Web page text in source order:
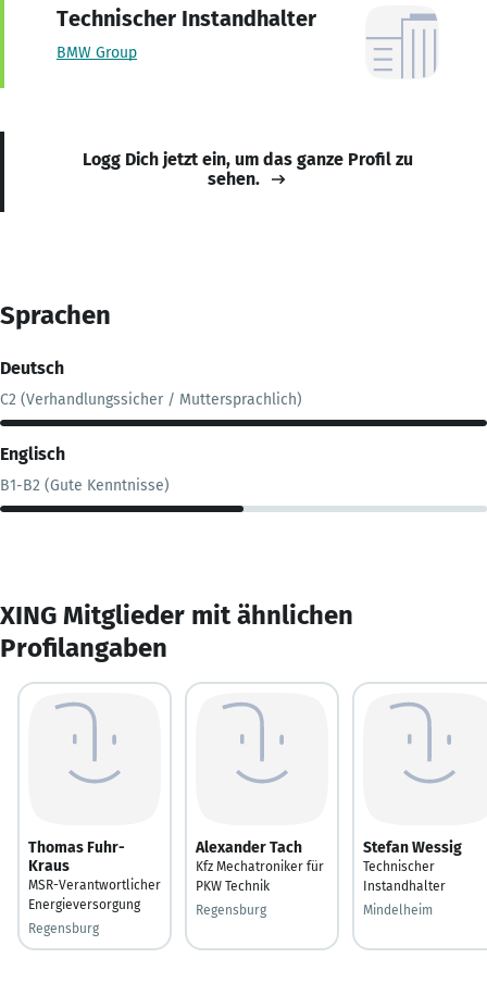
Technischer Instandhalter
BMW Group
Logg Dich jetzt ein, um das ganze Profil zu
sehen.
Sprachen
Deutsch
C2 (Verhandlungssicher / Muttersprachlich)
Englisch
B1-B2 (Gute Kenntnisse)
XING Mitglieder mit ähnlichen
Profilangaben
Thomas Fuhr-
Kraus
MSR-Verantwortlicher
Energieversorgung
Regensburg
Alexander Tach
Kfz Mechatroniker für
PKW Technik
Regensburg
Stefan Wessig
Technischer
Instandhalter
Mindelheim